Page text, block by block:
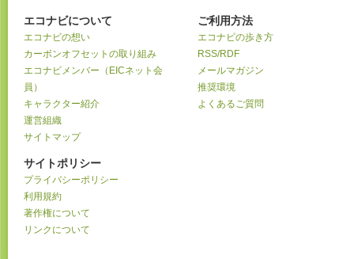
エコナビについて
エコナビの想い
カーボンオフセットの取り組み
エコナビメンバー（EICネット会
員）
キャラクター紹介
運営組織
サイトマップ
サイトポリシー
プライバシーポリシー
利用規約
著作権について
リンクについて
ご利用方法
エコナビの歩き方
RSS/RDF
メールマガジン
推奨環境
よくあるご質問